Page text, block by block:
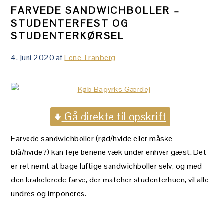
FARVEDE SANDWICHBOLLER –
STUDENTERFEST OG
STUDENTERKØRSEL
4. juni 2020 afLene Tranberg
Gå direkte til opskrift
Farvede sandwichboller (rød/hvide eller måske
blå/hvide?) kan feje benene væk under enhver gæst. Det
er ret nemt at bage luftige sandwichboller selv, og med
den krakelerede farve, der matcher studenterhuen, vil alle
undres og imponeres.